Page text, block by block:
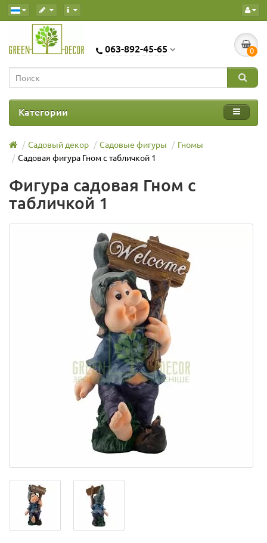
063-892-45-65 0
Категории
Садовый декор Садовые фигуры
Гномы
Садовая фигура Гном с табличкой 1
Фигура садовая Гном с
табличкой 1